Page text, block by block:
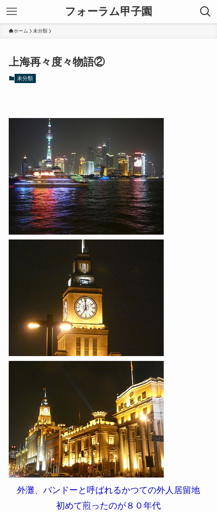
フォーラム甲子園
ホーム 未分類
上海再々度々物語②
未分類
外灘、バンドーと呼ばれるかつての外人居留地
初めて煎ったのが８０年代